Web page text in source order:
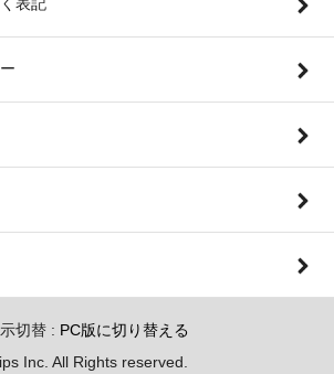
表記
切替 : PC版に切り替える
Inc. All Rights reserved.